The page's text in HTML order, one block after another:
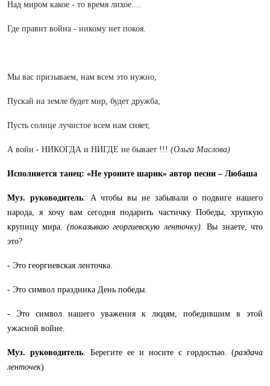
Над миром какое - то время лихое....
Где правит война - никому нет покоя.
Мы вас призываем, нам всем это нужно,
Пускай на земле будет мир, будет дружба,
Пусть солнце лучистое всем нам сияет,
А войн - НИКОГДА и НИГДЕ не бывает !!! (Ольга Маслова)
Исполняется танец: «Не уроните шарик» автор песни – Любаша
Муз. руководитель: А чтобы вы не забывали о подвиге нашего
народа, я хочу вам сегодня подарить частичку Победы, хрупкую
крупицу мира. (показываю георгиевскую ленточку). Вы знаете, что
это?
- Это георгиевская ленточка.
- Это символ праздника День победы.
- Это символ нашего уважения к людям, победившим в этой
ужасной войне.
Муз. руководитель. Берегите ее и носите с гордостью. (раздача
ленточек)